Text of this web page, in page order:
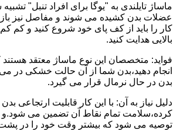
ماساژ تایلندی به "یوگا برای افراد تنبل"
عضلات بدن کشیده می شوند و مفاصل نیز
کار را باید از کف پای خود شروع کنید و کم
بالایی هدایت کنید.
فواید: متخصصان این نوع ماساژ معتقد هستند
انجام دهید،بدن شما از آن حالت خشکی در
بدن در حال نرمال قرار می گیرد.
دلیل نیاز به آن: با این کار قابلیت ارتجاعی بدن
کرده،سلامت تمام نقاط آن تضمین می شود.و
توصیه می شود که بیشتر وقت خود را در